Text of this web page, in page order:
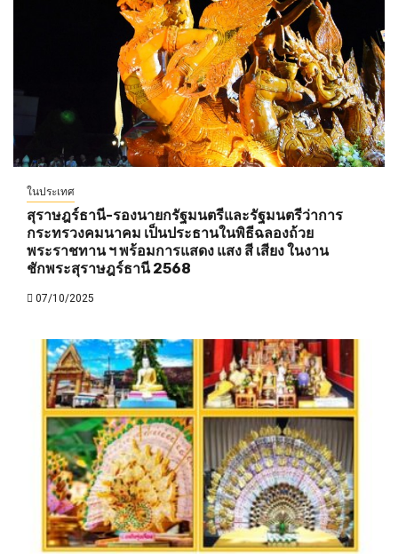
ในประเทศ
สุราษฎร์ธานี-รองนายกรัฐมนตรีและรัฐมนตรีว่าการ
กระทรวงคมนาคม เป็นประธานในพิธีฉลองถ้วย
พระราชทาน ฯ พร้อมการแสดง แสง สี เสียง ในงาน
ชักพระสุราษฎร์ธานี 2568
07/10/2025